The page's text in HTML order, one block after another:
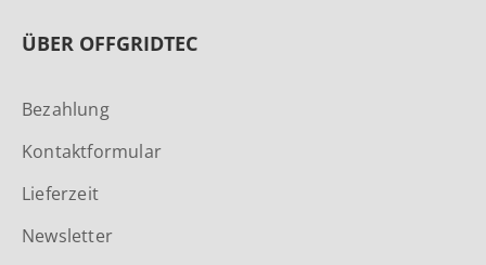
ÜBER OFFGRIDTEC
Bezahlung
Kontaktformular
Lieferzeit
Newsletter